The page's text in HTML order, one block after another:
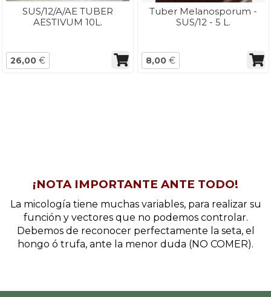
SUS/12/A/AE TUBER
AESTIVUM 10L.
26,00 €
Tuber Melanosporum -
SUS/12 - 5 L.
8,00 €
¡NOTA IMPORTANTE ANTE TODO!
La micología tiene muchas variables, para realizar su
función y vectores que no podemos controlar.
Debemos de reconocer perfectamente la seta, el
hongo ó trufa, ante la menor duda (NO COMER).